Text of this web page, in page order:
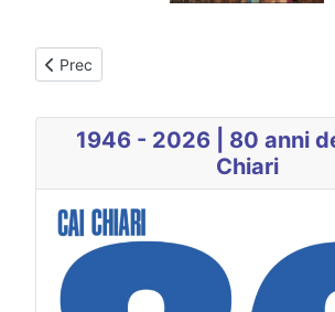
Articolo precedente: 2020
Prec
1946 - 2026 | 80 anni
Chiari